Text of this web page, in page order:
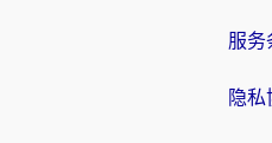
服务
隐私